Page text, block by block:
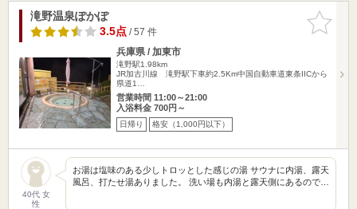
お気に入
りに追加
滝野温泉ぽかぽ
3.5点/ 57 件
兵庫県 / 加東市
滝野駅1.98km
JR加古川線 滝野駅下車約2.5Km中国自動車道東条IICから
県道1…
営業時間 11:00～21:00
入浴料金 700円～
日帰り 格安（1,000円以下）
40代 女
性
お湯は塩味のある少しトロッとした感じの湯 サウナに内湯、露天
風呂、打たせ湯ありました。 洗い場も内湯と露天側にあるので…